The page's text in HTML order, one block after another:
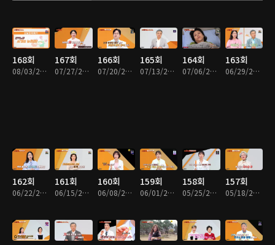
168회
08/03/2026 • 45분
167회
07/27/2026 • 45분
166회
07/20/2026 • 45분
165회
07/13/2026 • 45분
164회
07/06/2026 • 45분
163회
06/29/2026 • 45분
162회
06/22/2026 • 45분
161회
06/15/2026 • 45분
160회
06/08/2026 • 45분
159회
06/01/2026 • 45분
158회
05/25/2026 • 45분
157회
05/18/2026 • 45분